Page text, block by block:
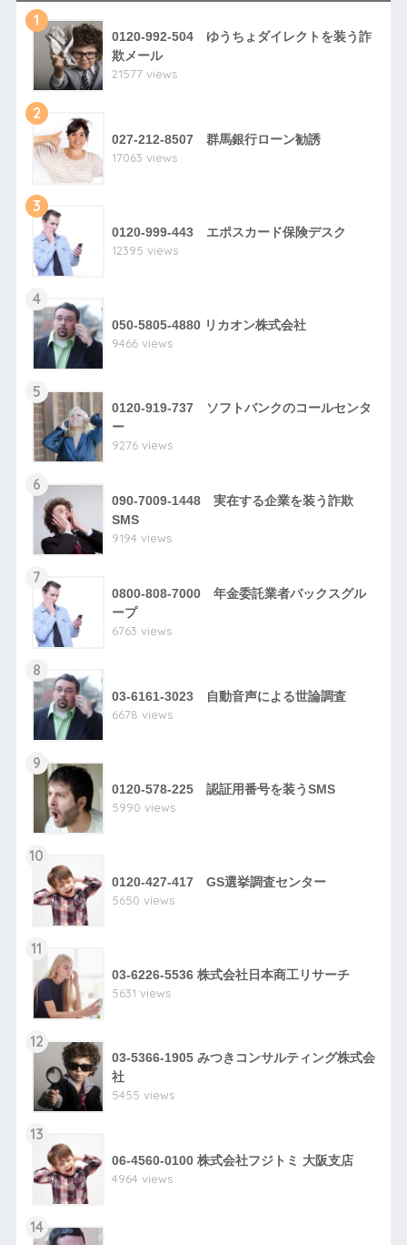
1
0120-992-504 ゆうちょダイレクトを装う詐
欺メール
21577 views
2
027-212-8507 群馬銀行ローン勧誘
17063 views
3
0120-999-443 エポスカード保険デスク
12395 views
4
050-5805-4880 リカオン株式会社
9466 views
5
0120-919-737 ソフトバンクのコールセンタ
ー
9276 views
6
090-7009-1448 実在する企業を装う詐欺
SMS
9194 views
7
0800-808-7000 年金委託業者バックスグル
ープ
6763 views
8
03-6161-3023 自動音声による世論調査
6678 views
9
0120-578-225 認証用番号を装うSMS
5990 views
10
0120-427-417 GS選挙調査センター
5650 views
11
03-6226-5536 株式会社日本商工リサーチ
5631 views
12
03-5366-1905 みつきコンサルティング株式会
社
5455 views
13
06-4560-0100 株式会社フジトミ 大阪支店
4964 views
14